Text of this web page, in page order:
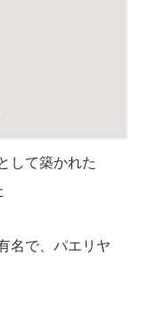
して築かれた
名で、パエリヤ